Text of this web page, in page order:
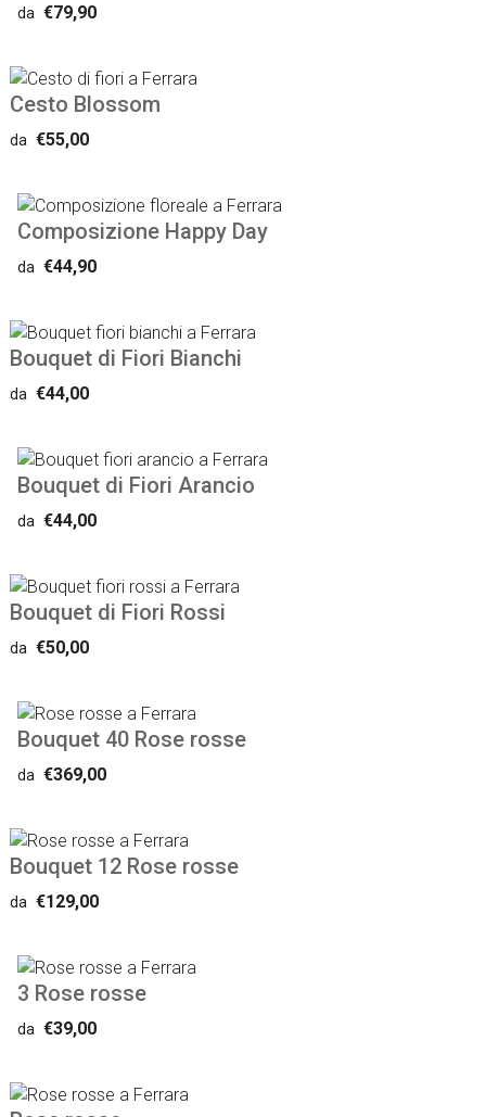
da €79,90
Cesto Blossom
da€55,00
Composizione Happy Day
da €44,90
Bouquet di Fiori Bianchi
da€44,00
Bouquet di Fiori Arancio
da €44,00
Bouquet di Fiori Rossi
da€50,00
Bouquet 40 Rose rosse
da €369,00
Bouquet 12 Rose rosse
da€129,00
3 Rose rosse
da €39,00